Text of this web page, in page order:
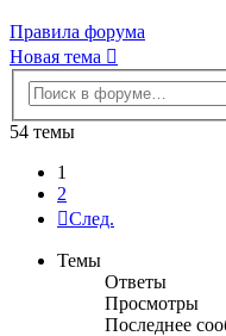
Правила форума
Новая тема
54 темы
1
2
След.
Темы
Ответы
Просмотры
Последнее